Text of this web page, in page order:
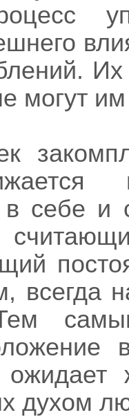
могут
себе и
всегда
духом